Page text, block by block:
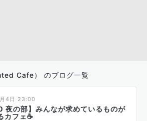
Cafe） のブログ一覧
4日 23:00
夜の部】みんなが求めているものが
カフェ☕